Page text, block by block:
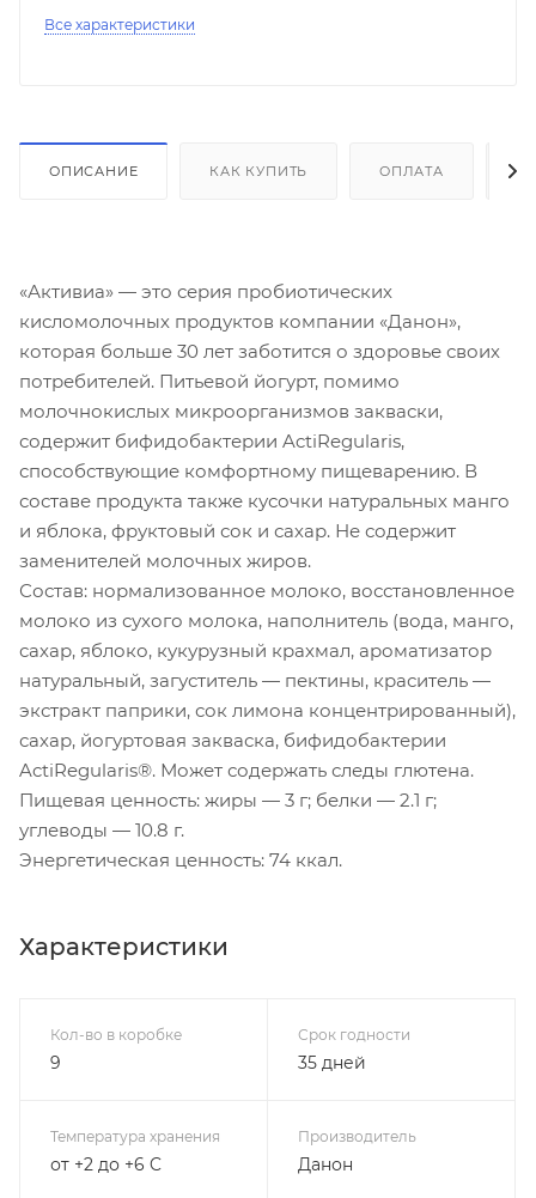
Все характеристики
ОПИСАНИЕ КАК КУПИТЬ ОПЛАТА
«Активиа» — это серия пробиотических
кисломолочных продуктов компании «Данон»,
которая больше 30 лет заботится о здоровье своих
потребителей. Питьевой йогурт, помимо
молочнокислых микроорганизмов закваски,
содержит бифидобактерии ActiRegularis,
способствующие комфортному пищеварению. В
составе продукта также кусочки натуральных манго
и яблока, фруктовый сок и сахар. Не содержит
заменителей молочных жиров.
Состав: нормализованное молоко, восстановленное
молоко из сухого молока, наполнитель (вода, манго,
сахар, яблоко, кукурузный крахмал, ароматизатор
натуральный, загуститель — пектины, краситель —
экстракт паприки, сок лимона концентрированный),
сахар, йогуртовая закваска, бифидобактерии
ActiRegularis®. Может содержать следы глютена.
Пищевая ценность: жиры — 3 г; белки — 2.1 г;
углеводы — 10.8 г.
Энергетическая ценность: 74 ккал.
Характеристики
Кол-во в коробке
9
Срок годности
35 дней
Температура хранения
от +2 до +6 C
Производитель
Данон